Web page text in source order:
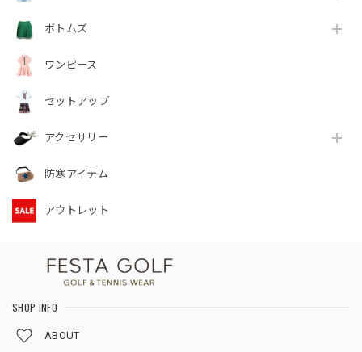
ボトムズ
ワンピース
セットアップ
アクセサリー
防寒アイテム
アウトレット
SHOP INFO
ABOUT